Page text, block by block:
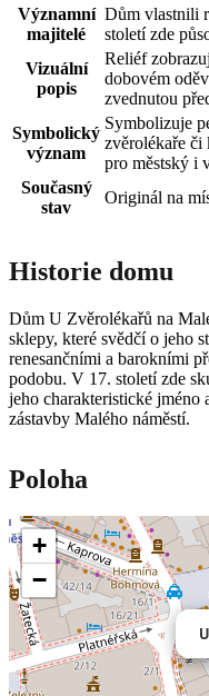
Významní
majitelé
Dům vlastnili
století zde
Vizuální
popis
Reliéf
dobovém
zvednutou
Symbolický
význam
Symbolizuje
zvěrolékaře či
pro městský i
Současný
stav
Originál na
Historie domu
Dům U Zvěrolékařů na
sklepy, které svědčí o jeho
renesančními a barokními
podobu. V 17. století zde
jeho charakteristické jméno
zástavby Malého náměstí.
Poloha
+
−